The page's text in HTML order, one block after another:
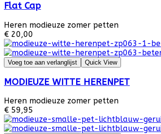
Flat Cap
Heren modieuze zomer petten
€ 20,00
Voeg toe aan verlanglijst Quick View
MODIEUZE WITTE HERENPET
Heren modieuze zomer petten
€ 59,95